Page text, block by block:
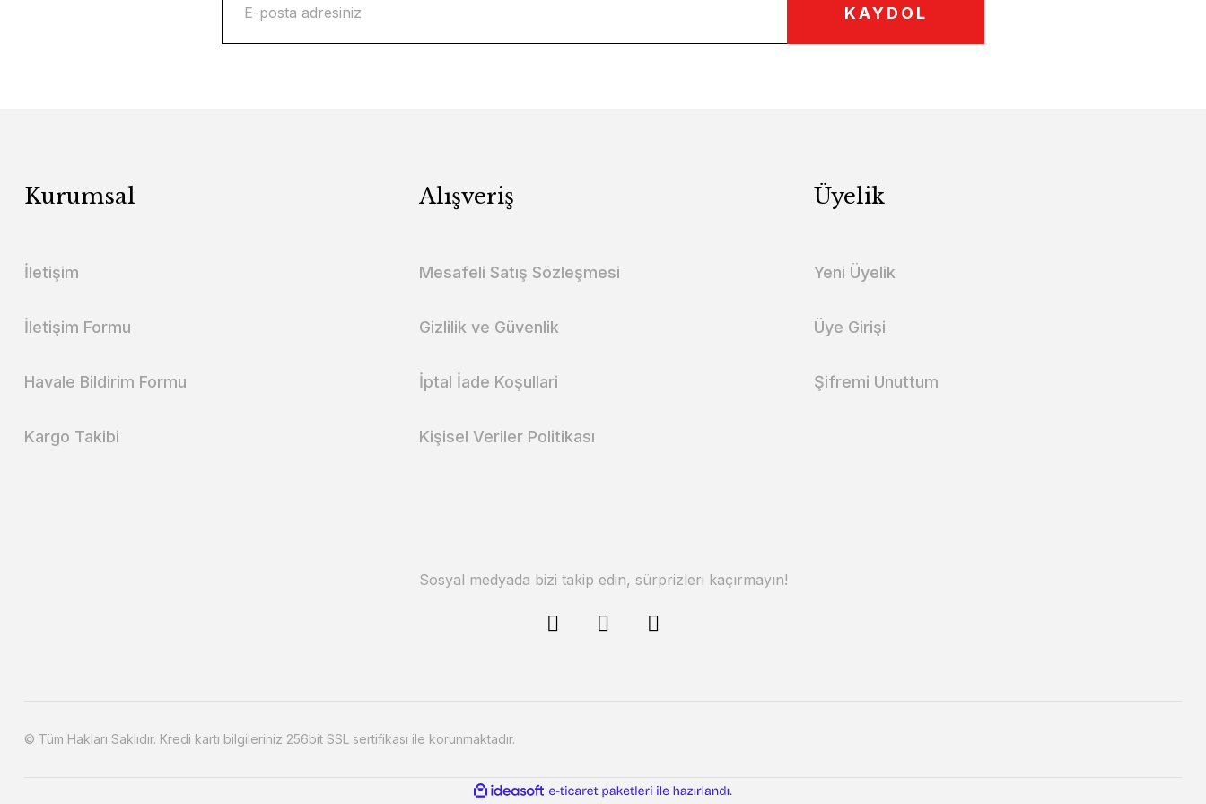
KAYDOL
Kurumsal
İletişim
İletişim Formu
Havale Bildirim Formu
Kargo Takibi
Alışveriş
Mesafeli Satış Sözleşmesi
Gizlilik ve Güvenlik
İptal İade Koşullari
Kişisel Veriler Politikası
Üyelik
Yeni Üyelik
Üye Girişi
Şifremi Unuttum
Sosyal medyada bizi takip edin, sürprizleri kaçırmayın!
© Tüm Hakları Saklıdır. Kredi kartı bilgileriniz 256bit SSL sertifikası ile korunmaktadır.
ideasoft
e-